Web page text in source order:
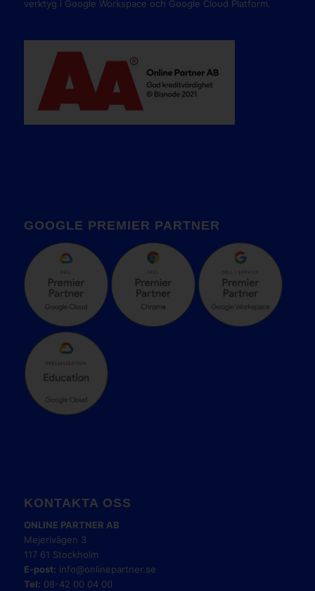
verktyg i Google Workspace och Google Cloud Platform.
GOOGLE PREMIER PARTNER
KONTAKTA OSS
ONLINE PARTNER AB
Mejerivägen 3
117 61 Stockholm
E-post: info@onlinepartner.se
Tel: 08-42 00 04 00